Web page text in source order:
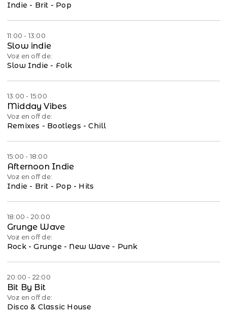
Indie - Brit - Pop
11:00 - 13:00
Slow indie
Voz en off de:
Slow Indie - Folk
13:00 - 15:00
Midday Vibes
Voz en off de:
Remixes - Bootlegs - Chill
15:00 - 18:00
Afternoon Indie
Voz en off de:
Indie - Brit - Pop - Hits
18:00 - 20:00
Grunge Wave
Voz en off de:
Rock - Grunge - New Wave - Punk
20:00 - 22:00
Bit By Bit
Voz en off de:
Disco & Classic House